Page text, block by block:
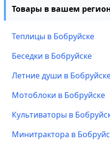
Товары в вашем
Теплицы в Бобруйске
Беседки в Бобруйске
Летние души в
Мотоблоки в Бобруйске
Культиваторы в
Минитрактора в